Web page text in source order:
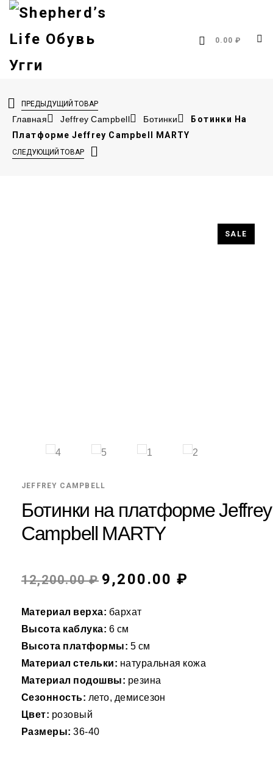
0.00 ₽
ПРЕДЫДУЩИЙ ТОВАР
Главная Jeffrey Campbell Ботинки
Ботинки На
Платформе Jeffrey Campbell MARTY
СЛЕДУЮЩИЙ ТОВАР
SALE
JEFFREY CAMPBELL
Ботинки на платформе Jeffrey
Campbell MARTY
12,200.00 ₽ 9,200.00 ₽
Материал верха: бархат
Высота каблука: 6 см
Высота платформы: 5 см
Материал стельки: натуральная кожа
Материал подошвы: резина
Сезонность: лето, демисезон
Цвет: розовый
Размеры:36-40